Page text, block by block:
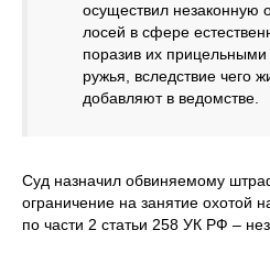
осуществил незаконную
лосей в сфере
поразив их
ружья, вследствие чего
добавляют в ведомстве.
Суд назначил обвиняемому
ограничение на занятие охотой
по части 2 статьи 258 УК РФ –